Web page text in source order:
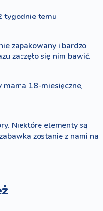
tygodnie temu
zapakowany i bardzo
zaczęło się nim bawić.
mama 18-miesięcznej
Niektóre elementy są
zostanie z nami na